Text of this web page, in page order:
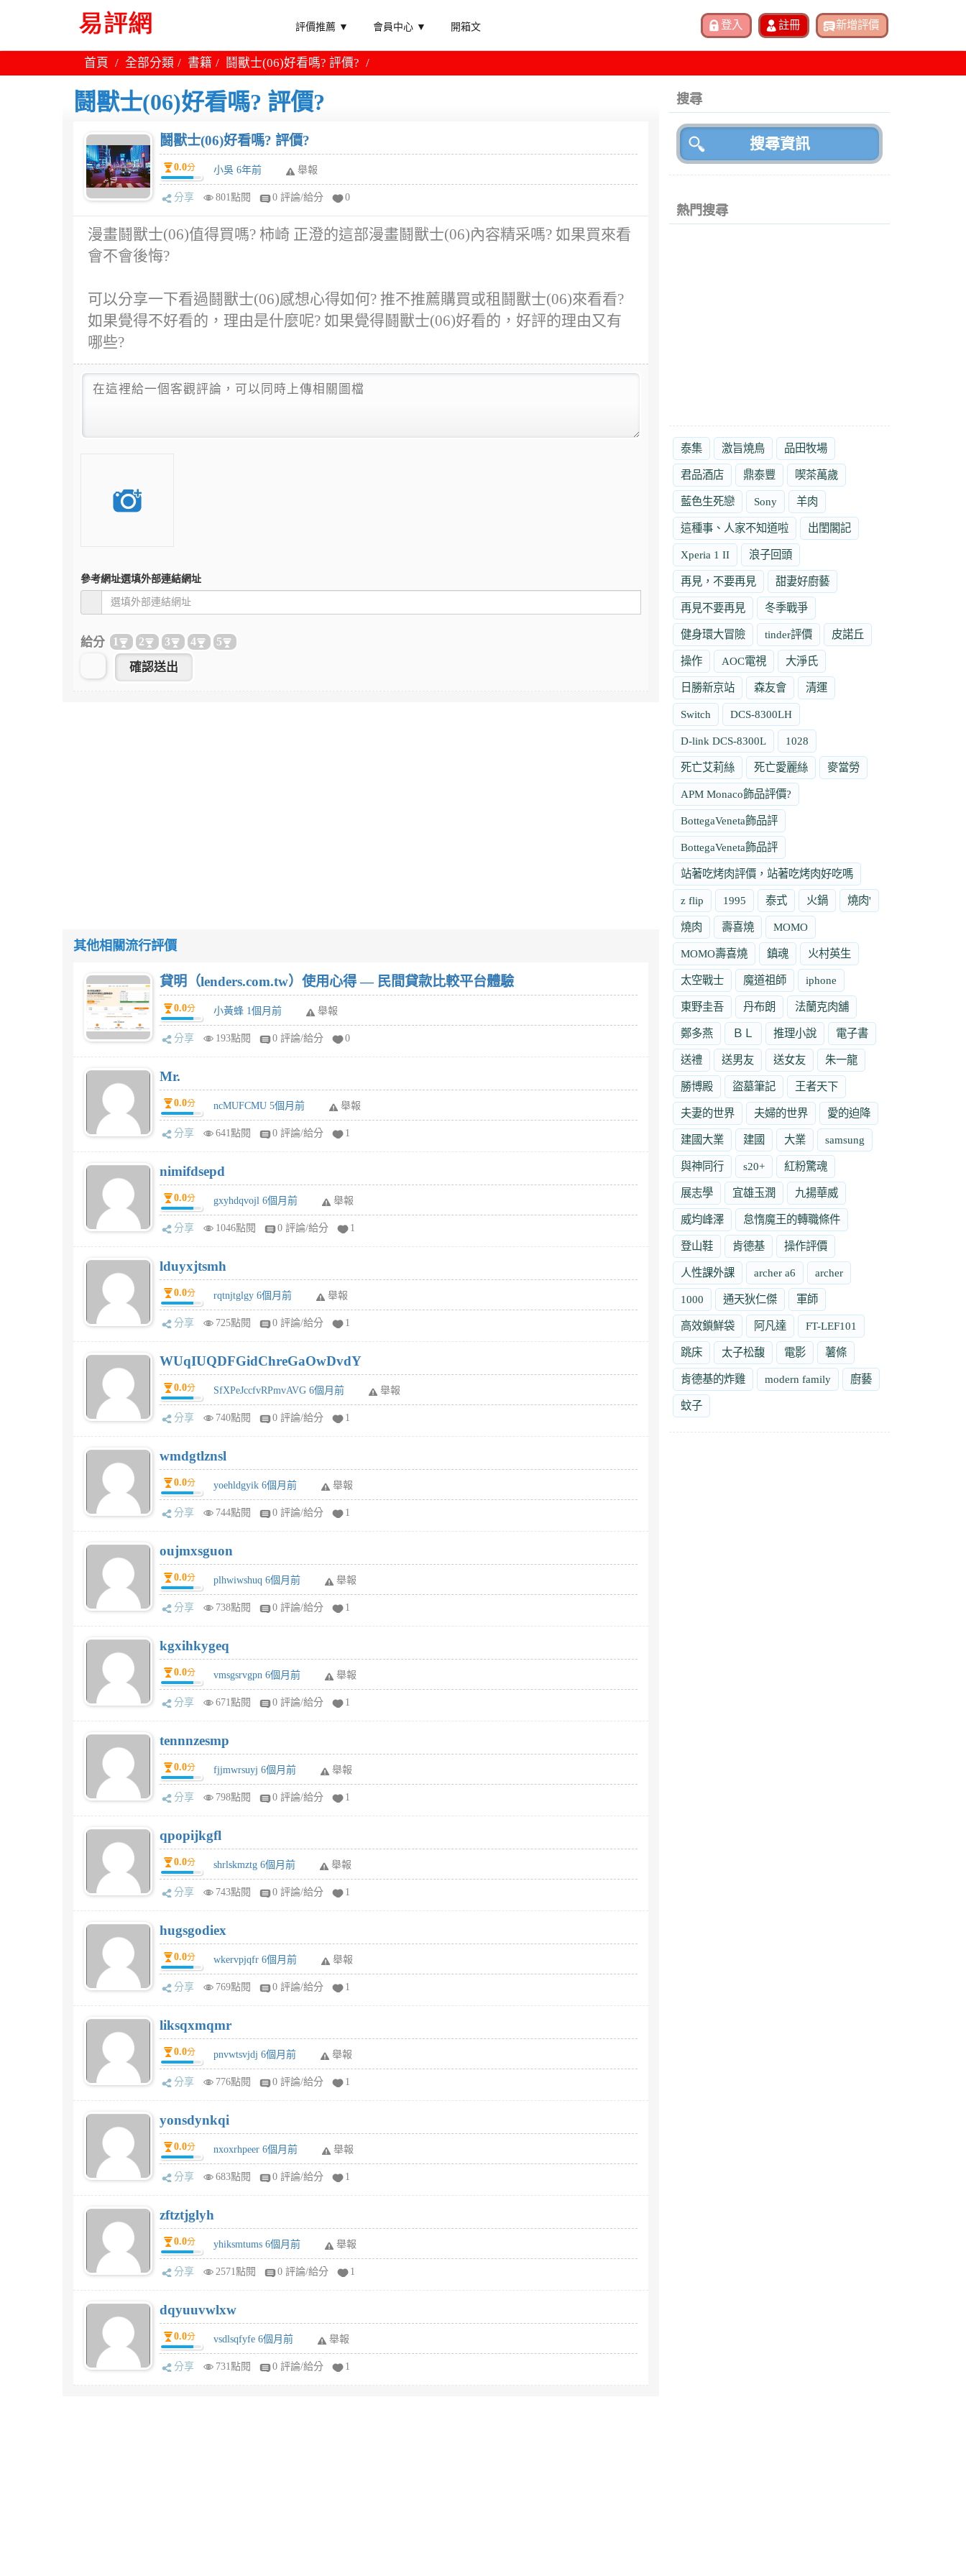
評價推薦 ▼ 會員中心 ▼ 開箱文
首頁 全部分類 書籍 鬪獸士(06)好看嗎? 評價?
鬪獸士(06)好看嗎? 評價?
鬪獸士(06)好看嗎? 評價?
0.0分 小吳 6年前 舉報
分享 801點閱 0 評論/給分 0
漫畫鬪獸士(06)值得買嗎? 柿崎 正澄的這部漫畫鬪獸士(06)內容精采嗎? 如果買來看
會不會後悔?
可以分享一下看過鬪獸士(06)感想心得如何? 推不推薦購買或租鬪獸士(06)來看看?
如果覺得不好看的，理由是什麼呢? 如果覺得鬪獸士(06)好看的，好評的理由又有
哪些?
參考網址選填外部連結網址
給分 1 2 3 4 5
其他相關流行評價
貸明（lenders.com.tw）使用心得 — 民間貸款比較平台體驗
0.0分 小黃蜂 1個月前 舉報
分享 193點閱 0 評論/給分 0
Mr.
0.0分 ncMUFCMU 5個月前 舉報
分享 641點閱 0 評論/給分 1
nimifdsepd
0.0分 gxyhdqvojl 6個月前 舉報
分享 1046點閱 0 評論/給分 1
lduyxjtsmh
0.0分 rqtnjtglgy 6個月前 舉報
分享 725點閱 0 評論/給分 1
WUqIUQDFGidChreGaOwDvdY
0.0分 SfXPeJccfvRPmvAVG 6個月前 舉報
分享 740點閱 0 評論/給分 1
wmdgtlznsl
0.0分 yoehldgyik 6個月前 舉報
分享 744點閱 0 評論/給分 1
oujmxsguon
0.0分 plhwiwshuq 6個月前 舉報
分享 738點閱 0 評論/給分 1
kgxihkygeq
0.0分 vmsgsrvgpn 6個月前 舉報
分享 671點閱 0 評論/給分 1
tennnzesmp
0.0分 fjjmwrsuyj 6個月前 舉報
分享 798點閱 0 評論/給分 1
qpopijkgfl
0.0分 shrlskmztg 6個月前 舉報
分享 743點閱 0 評論/給分 1
hugsgodiex
0.0分 wkervpjqfr 6個月前 舉報
分享 769點閱 0 評論/給分 1
liksqxmqmr
0.0分 pnvwtsvjdj 6個月前 舉報
分享 776點閱 0 評論/給分 1
yonsdynkqi
0.0分 nxoxrhpeer 6個月前 舉報
分享 683點閱 0 評論/給分 1
zftztjglyh
0.0分 yhiksmtums 6個月前 舉報
分享 2571點閱 0 評論/給分 1
dqyuuvwlxw
0.0分 vsdlsqfyfe 6個月前 舉報
分享 731點閱 0 評論/給分 1
搜尋
熱門搜尋
泰集 激旨燒鳥 品田牧場
君品酒店 鼎泰豐 喫茶萬歲
藍色生死戀 Sony 羊肉
這種事、人家不知道啦 出閨閣記
Xperia 1 II 浪子回頭
再見，不要再見 甜妻好廚藝
再見不要再見 冬季戰爭
健身環大冒險 tinder評價 皮諾丘
操作 AOC電視 大淨氏
日勝新京站 森友會 清運
Switch DCS-8300LH
D-link DCS-8300L 1028
死亡艾莉絲 死亡愛麗絲 麥當勞
APM Monaco飾品評價?
BottegaVeneta飾品評
BottegaVeneta飾品評
站著吃烤肉評價，站著吃烤肉好吃嗎
z flip 1995 泰式 火鍋 燒肉'
燒肉 壽喜燒 MOMO
MOMO壽喜燒 鎮魂 火村英生
太空戰士 魔道祖師 iphone
東野圭吾 丹布朗 法蘭克肉舖
鄭多燕 ＢＬ 推理小說 電子書
送禮 送男友 送女友 朱一龍
勝博殿 盜墓筆記 王者天下
夫妻的世界 夫婦的世界 愛的迫降
建國大業 建國 大業 samsung
與神同行 s20+ 紅粉驚魂
展志學 宜雄玉潤 九揚華威
威均峰澤 怠惰魔王的轉職條件
登山鞋 肯德基 操作評價
人性課外課 archer a6 archer
1000 通天狄仁傑 軍師
高效鎖鮮袋 阿凡達 FT-LEF101
跳床 太子松馥 電影 薯條
肯德基的炸雞 modern family 廚藝
蚊子